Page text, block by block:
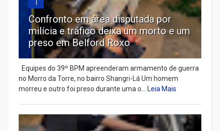
Confronto em área disputada por
milícia e tráfico deixa um morto e um
preso em Belford Roxo
Equipes do 39º BPM apreenderam armamento de guerra
no Morro da Torre, no bairro Shangri-Lá Um homem
morreu e outro foi preso durante uma o... Leia Mais